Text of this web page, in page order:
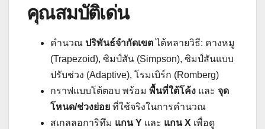
คุณสมบัติเด่น
คำนวณ ปริพันธ์จำกัดเขตได้หลายวิธี: คางหมู
(Trapezoid), ซิมป์สัน (Simpson), ซิมป์สันแบบ
ปรับช่วง (Adaptive), โรมเบิร์ก (Romberg)
กราฟแบบโต้ตอบ พร้อม พื้นที่ใต้โค้ง และ จุด
โหนด/ช่วงย่อย ที่ใช้จริงในการคำนวณ
สเกลลอการิทึม แกน Y และ แกน X เพื่อดู